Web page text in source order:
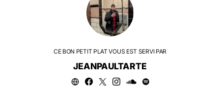
CE BON PETIT PLAT VOUS EST SERVI PAR
JEANPAULTARTE